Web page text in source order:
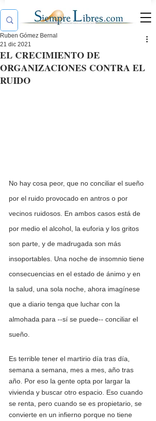
EL CRECIMIENTO DE
ORGANIZACIONES CONTRA EL
RUIDO
Ruben Gómez Bernal
21 dic 2021
No hay cosa peor, que no conciliar el sueño
por el ruido provocado en antros o por
vecinos ruidosos. En ambos casos está de
por medio el alcohol, la euforia y los gritos
son parte, y de madrugada son más
insoportables. Una noche de insomnio tiene
consecuencias en el estado de ánimo y en
la salud, una sola noche, ahora imagínese
que a diario tenga que luchar con la
almohada para --sí se puede-- conciliar el
sueño.
Es terrible tener el martirio día tras día,
semana a semana, mes a mes, año tras
año. Por eso la gente opta por largar la
vivienda y buscar otro espacio. Eso cuando
se renta, pero cuando se es propietario, se
convierte en un infierno porque no tiene